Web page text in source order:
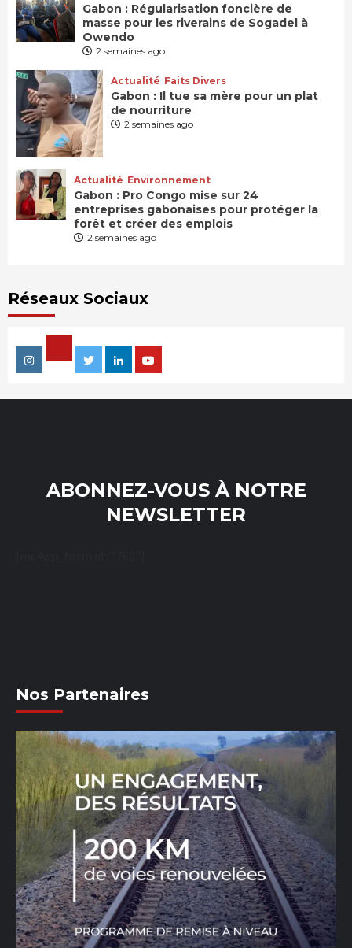
Gabon : Régularisation foncière de
masse pour les riverains de Sogadel à
Owendo
2 semaines ago
Actualité Faits Divers
Gabon : Il tue sa mère pour un plat
de nourriture
2 semaines ago
Actualité Environnement
Gabon : Pro Congo mise sur 24
entreprises gabonaises pour protéger la
forêt et créer des emplois
2 semaines ago
Réseaux Sociaux
Instagram
Facebook
TwitterLinkedin
ABONNEZ-VOUS À NOTRE
NEWSLETTER
Nos Partenaires